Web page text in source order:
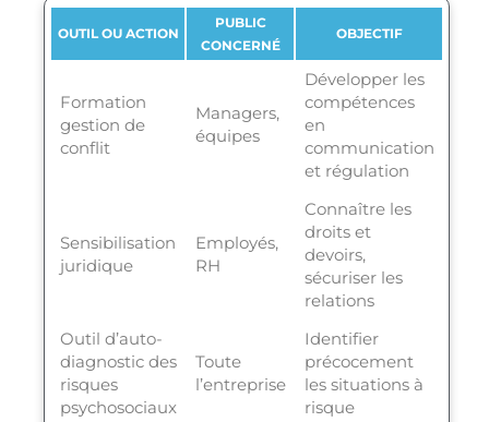
OUTIL OU ACTION
PUBLIC
CONCERNÉ
OBJECTIF
Formation
gestion de
conflit
Managers,
équipes
Développer les
compétences
en
communication
et régulation
Sensibilisation
juridique
Employés,
RH
Connaître les
droits et
devoirs,
sécuriser les
relations
Outil d’auto-
diagnostic des
risques
psychosociaux
Toute
l’entreprise
Identifier
précocement
les situations à
risque